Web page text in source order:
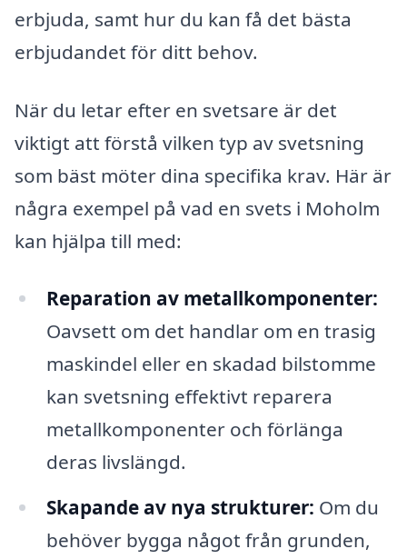
erbjuda, samt hur du kan få det bästa
erbjudandet för ditt behov.
När du letar efter en svetsare är det
viktigt att förstå vilken typ av svetsning
som bäst möter dina specifika krav. Här är
några exempel på vad en svets i Moholm
kan hjälpa till med:
Reparation av metallkomponenter:
Oavsett om det handlar om en trasig
maskindel eller en skadad bilstomme
kan svetsning effektivt reparera
metallkomponenter och förlänga
deras livslängd.
Skapande av nya strukturer: Om du
behöver bygga något från grunden,